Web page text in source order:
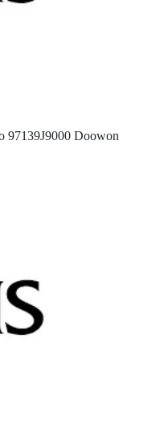
97139J9000 Doowon